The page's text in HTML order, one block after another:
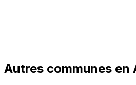
Autres communes en